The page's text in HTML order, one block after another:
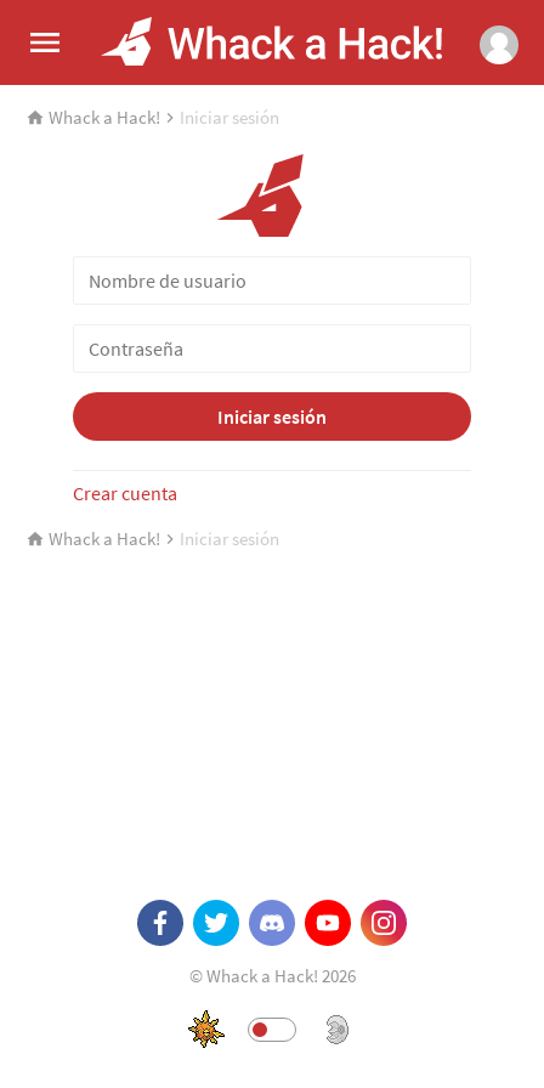
Whack a Hack! Iniciar sesión
Iniciar sesión
Crear cuenta
Whack a Hack! Iniciar sesión
© Whack a Hack! 2026